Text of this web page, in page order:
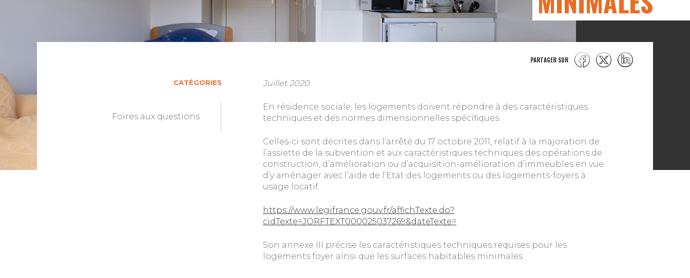
CATÉGORIES
Foires aux questions
PARTAGER SUR
Juillet 2020
En résidence sociale, les logements doivent répondre à des caractéristiques
techniques et des normes dimensionnelles spécifiques.
Celles-ci sont décrites dans l’arrêté du 17 octobre 2011, relatif à la majoration de
l’assiette de la subvention et aux caractéristiques techniques des opérations de
construction, d’amélioration ou d’acquisition-amélioration d’immeubles en vue
d’y aménager avec l’aide de l’Etat des logements ou des logements-foyers à
usage locatif.
https://www.legifrance.gouv.fr/affichTexte.do?
cidTexte=JORFTEXT000025037269&dateTexte=
Son annexe III précise les caractéristiques techniques requises pour les
logements foyer ainsi que les surfaces habitables minimales :